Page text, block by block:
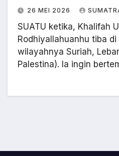
26 MEI 2026
SUATU ketika, Khalifah
Rodhiyallahuanhu tiba
wilayahnya Suriah,
Palestina). Ia ingin